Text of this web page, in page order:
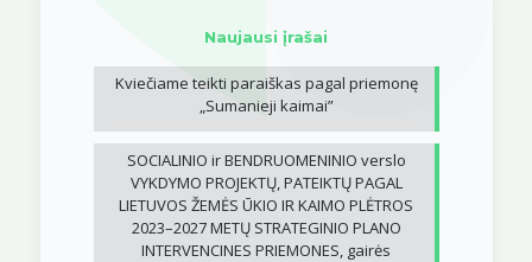
Naujausi įrašai
Kviečiame teikti paraiškas pagal priemonę
„Sumanieji kaimai”
SOCIALINIO ir BENDRUOMENINIO verslo
VYKDYMO PROJEKTŲ, PATEIKTŲ PAGAL
LIETUVOS ŽEMĖS ŪKIO IR KAIMO PLĖTROS
2023–2027 METŲ STRATEGINIO PLANO
INTERVENCINES PRIEMONES, gairės